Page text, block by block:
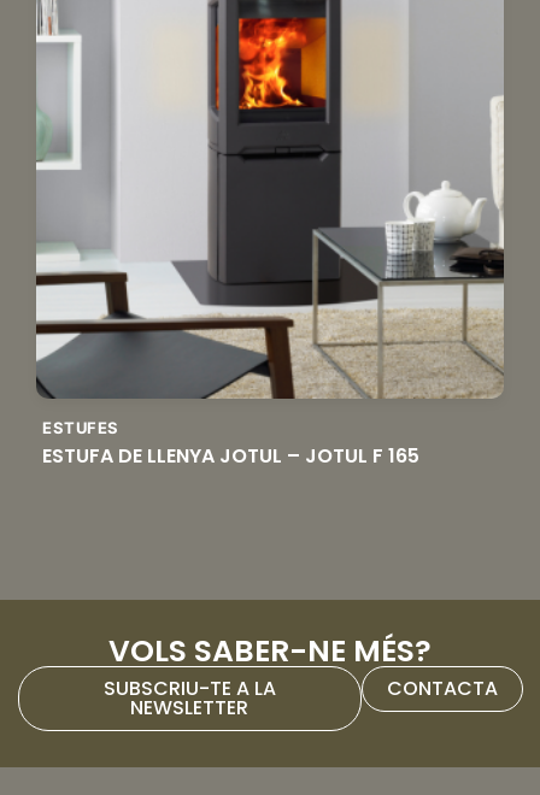
ESTUFES
ESTUFA DE LLENYA JOTUL – JOTUL F 165
VOLS SABER-NE MÉS?
SUBSCRIU-TE A LA
NEWSLETTER
CONTACTA